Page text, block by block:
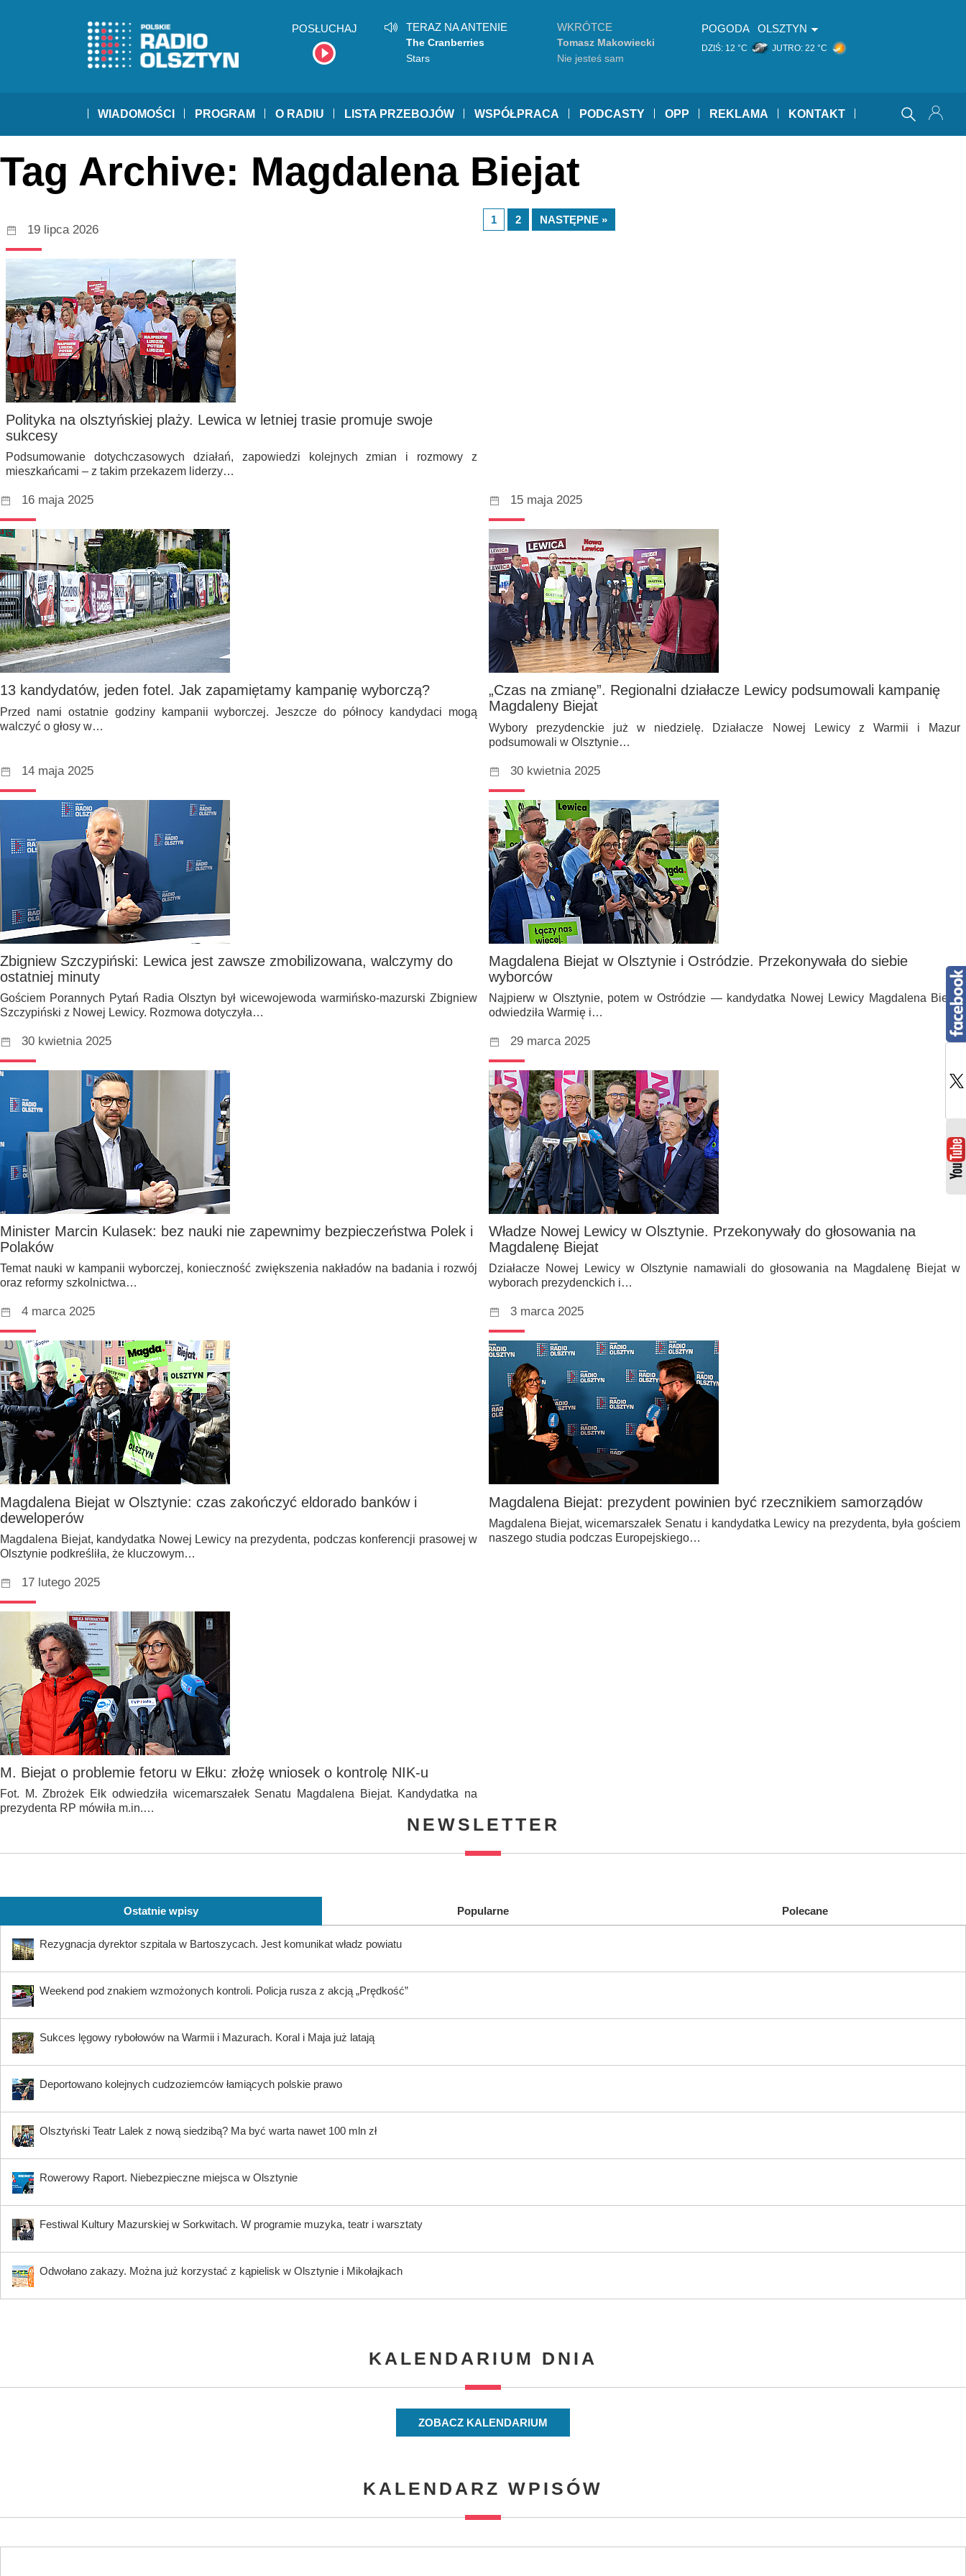
POSŁUCHAJ TERAZ NA ANTENIE
The Cranberries
Stars
WKRÓTCE
Tomasz Makowiecki
Nie jesteś sam
POGODA OLSZTYN
DZIŚ: 12 °C JUTRO: 22 °C
WIADOMOŚCI PROGRAM O RADIU LISTA PRZEBOJÓW WSPÓŁPRACA PODCASTY OPP REKLAMA KONTAKT
Tag Archive: Magdalena Biejat
19 lipca 2026
Polityka na olsztyńskiej plaży. Lewica w letniej trasie promuje swoje
sukcesy
Podsumowanie dotychczasowych działań, zapowiedzi kolejnych zmian i rozmowy z
mieszkańcami – z takim przekazem liderzy…
16 maja 2025
13 kandydatów, jeden fotel. Jak zapamiętamy kampanię wyborczą?
Przed nami ostatnie godziny kampanii wyborczej. Jeszcze do północy kandydaci mogą
walczyć o głosy w…
15 maja 2025
„Czas na zmianę”. Regionalni działacze Lewicy podsumowali kampanię
Magdaleny Biejat
Wybory prezydenckie już w niedzielę. Działacze Nowej Lewicy z Warmii i Mazur
podsumowali w Olsztynie…
14 maja 2025
Zbigniew Szczypiński: Lewica jest zawsze zmobilizowana, walczymy do
ostatniej minuty
Gościem Porannych Pytań Radia Olsztyn był wicewojewoda warmińsko-mazurski Zbigniew
Szczypiński z Nowej Lewicy. Rozmowa dotyczyła…
30 kwietnia 2025
Magdalena Biejat w Olsztynie i Ostródzie. Przekonywała do siebie
wyborców
Najpierw w Olsztynie, potem w Ostródzie — kandydatka Nowej Lewicy Magdalena Biejat
odwiedziła Warmię i…
30 kwietnia 2025
Minister Marcin Kulasek: bez nauki nie zapewnimy bezpieczeństwa Polek i
Polaków
Temat nauki w kampanii wyborczej, konieczność zwiększenia nakładów na badania i rozwój
oraz reformy szkolnictwa…
29 marca 2025
Władze Nowej Lewicy w Olsztynie. Przekonywały do głosowania na
Magdalenę Biejat
Działacze Nowej Lewicy w Olsztynie namawiali do głosowania na Magdalenę Biejat w
wyborach prezydenckich i…
4 marca 2025
Magdalena Biejat w Olsztynie: czas zakończyć eldorado banków i
deweloperów
Magdalena Biejat, kandydatka Nowej Lewicy na prezydenta, podczas konferencji prasowej w
Olsztynie podkreśliła, że kluczowym…
3 marca 2025
Magdalena Biejat: prezydent powinien być rzecznikiem samorządów
Magdalena Biejat, wicemarszałek Senatu i kandydatka Lewicy na prezydenta, była gościem
naszego studia podczas Europejskiego…
17 lutego 2025
M. Biejat o problemie fetoru w Ełku: złożę wniosek o kontrolę NIK-u
Fot. M. Zbrożek Ełk odwiedziła wicemarszałek Senatu Magdalena Biejat. Kandydatka na
prezydenta RP mówiła m.in.…
1 2 NASTĘPNE »
NEWSLETTER
Ostatnie wpisy Popularne Polecane
Rezygnacja dyrektor szpitala w Bartoszycach. Jest komunikat władz powiatu
Weekend pod znakiem wzmożonych kontroli. Policja rusza z akcją „Prędkość”
Sukces lęgowy rybołowów na Warmii i Mazurach. Koral i Maja już latają
Deportowano kolejnych cudzoziemców łamiących polskie prawo
Olsztyński Teatr Lalek z nową siedzibą? Ma być warta nawet 100 mln zł
Rowerowy Raport. Niebezpieczne miejsca w Olsztynie
Festiwal Kultury Mazurskiej w Sorkwitach. W programie muzyka, teatr i warsztaty
Odwołano zakazy. Można już korzystać z kąpielisk w Olsztynie i Mikołajkach
KALENDARIUM DNIA
ZOBACZ KALENDARIUM
KALENDARZ WPISÓW